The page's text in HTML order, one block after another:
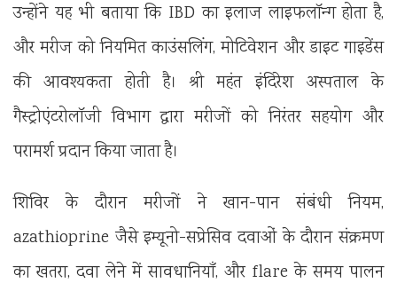
उन्होंने यह भी बताया कि IBD का इलाज लाइफलॉन्ग होता है,
और मरीज को नियमित काउंसलिंग, मोटिवेशन और डाइट गाइडेंस
की आवश्यकता होती है। श्री महंत इंदिरेश अस्पताल के
गैस्ट्रोएंटरोलॉजी विभाग द्वारा मरीजों को निरंतर सहयोग और
परामर्श प्रदान किया जाता है।
शिविर के दौरान मरीजों ने खान-पान संबंधी नियम,
azathioprine जैसे इम्यूनो-सप्रेसिव दवाओं के दौरान संक्रमण
का खतरा, दवा लेने में सावधानियाँ, और flare के समय पालन